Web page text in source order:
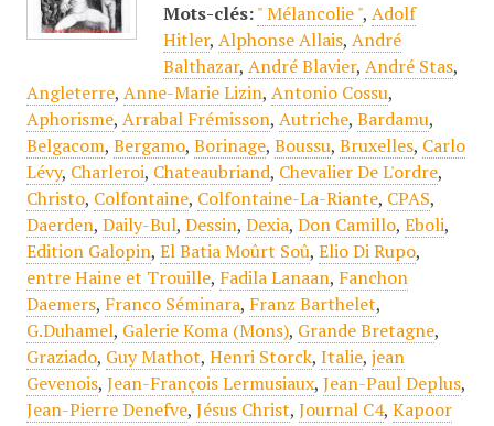
Mots-clés: " Mélancolie ", Adolf
Hitler, Alphonse Allais, André
Balthazar, André Blavier, André Stas,
Angleterre, Anne-Marie Lizin, Antonio Cossu,
Aphorisme, Arrabal Frémisson, Autriche, Bardamu,
Belgacom, Bergamo, Borinage, Boussu, Bruxelles, Carlo
Lévy, Charleroi, Chateaubriand, Chevalier De L'ordre,
Christo, Colfontaine, Colfontaine-La-Riante, CPAS,
Daerden, Daily-Bul, Dessin, Dexia, Don Camillo, Eboli,
Edition Galopin, El Batia Moûrt Soû, Elio Di Rupo,
entre Haine et Trouille, Fadila Lanaan, Fanchon
Daemers, Franco Séminara, Franz Barthelet,
G.Duhamel, Galerie Koma (Mons), Grande Bretagne,
Graziado, Guy Mathot, Henri Storck, Italie, jean
Gevenois, Jean-François Lermusiaux, Jean-Paul Deplus,
Jean-Pierre Denefve, Jésus Christ, Journal C4, Kapoor